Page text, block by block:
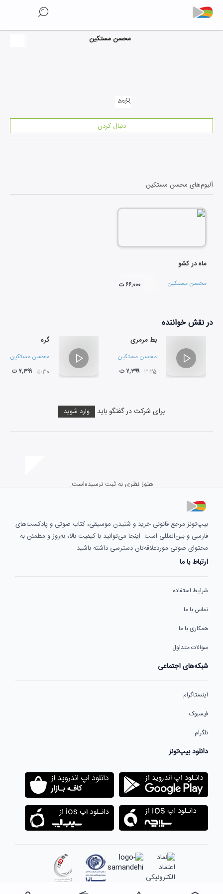
محسن مستکین
۵
دنبال کردن
آلبوم‌های محسن مستکین
ماه در کشو
محسن مستکین ۶۶,۰۰۰ ت
در نقشخواننده
بط مرمری
محسن مستکین
۰۳:۲۵ ۷,۳۹۹ ت
گره
محسن مستکین
۰۵:۳۰ ۷,۳۹۹ ت
برای شرکت در گفتگو باید وارد شوید
هنوز نظری به ثبت نرسیده‌است.
بیپ‌تونز مرجع قانونی خرید و شنیدن موسیقی، کتاب صوتی و پادکست‌های
فارسی و بین‌المللی است. اینجا می‌توانید با کیفیت بالا، به‌روز و مطمئن به
محتوای صوتی موردعلاقه‌تان دسترسی داشته باشید.
ارتباط با ما
شرایط استفاده
تماس با ما
همکاری با ما
سوالات متداول
شبکه‌های اجتماعی
اینستاگرام
فیسبوک
تلگرام
دانلود بیپ‌تونز